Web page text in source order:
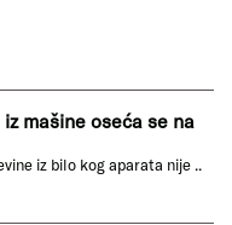
mašine oseća se na
iz bilo kog aparata nije ..